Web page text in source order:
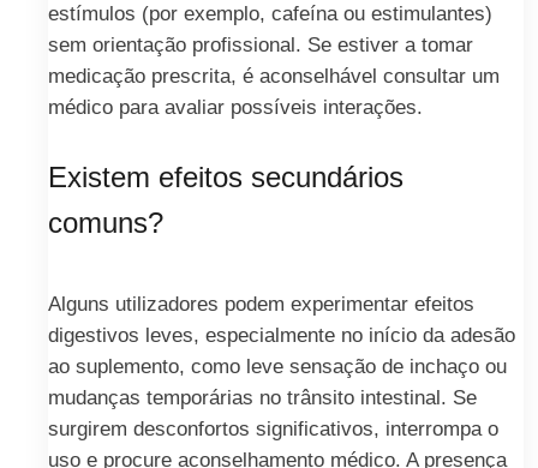
estímulos (por exemplo, cafeína ou estimulantes)
sem orientação profissional. Se estiver a tomar
medicação prescrita, é aconselhável consultar um
médico para avaliar possíveis interações.
Existem efeitos secundários
comuns?
Alguns utilizadores podem experimentar efeitos
digestivos leves, especialmente no início da adesão
ao suplemento, como leve sensação de inchaço ou
mudanças temporárias no trânsito intestinal. Se
surgirem desconfortos significativos, interrompa o
uso e procure aconselhamento médico. A presença